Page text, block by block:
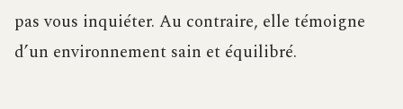
pas vous inquiéter. Au contraire, elle témoigne
d’un environnement sain et équilibré.